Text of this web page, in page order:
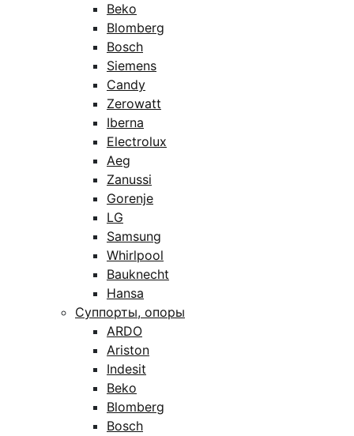
Beko
Blomberg
Bosch
Siemens
Candy
Zerowatt
Iberna
Electrolux
Aeg
Zanussi
Gorenje
LG
Samsung
Whirlpool
Bauknecht
Hansa
Суппорты, опоры
ARDO
Ariston
Indesit
Beko
Blomberg
Bosch